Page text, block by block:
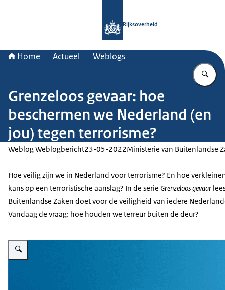
Rijksoverheid
Home Actueel Weblogs
Grenzeloos gevaar: hoe
beschermen we Nederland (en
jou) tegen terrorisme?
Weblog Weblogbericht23-05-2022Ministerie van Buitenlandse
Hoe veilig zijn we in Nederland voor terrorisme? En hoe
kans op een terroristische aanslag? In de serie Grenzeloos gevaar
Buitenlandse Zaken doet voor de veiligheid van iedere
Vandaag de vraag: hoe houden we terreur buiten de deur?
Vergroot afbeelding Hoe houden we terreur buiten de deur?